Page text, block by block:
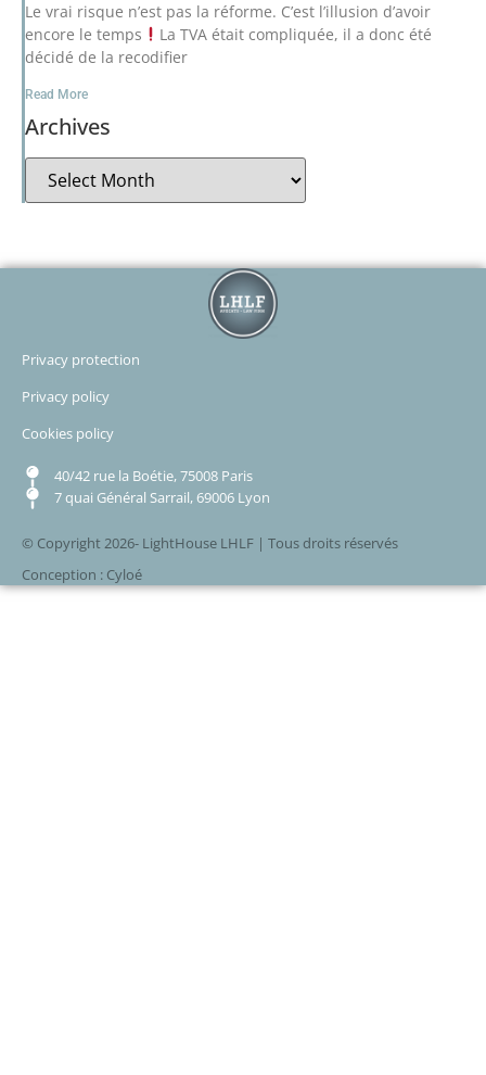
Le vrai risque n’est pas la réforme. C’est l’illusion d’avoir
encore le temps
La TVA était compliquée, il a donc été
décidé de la recodifier
Read More
Archives
Privacy protection
Privacy policy
Cookies policy
40/42 rue la Boétie, 75008 Paris
7 quai Général Sarrail, 69006 Lyon
© Copyright 2026- LightHouse LHLF | Tous droits réservés
Conception : Cyloé